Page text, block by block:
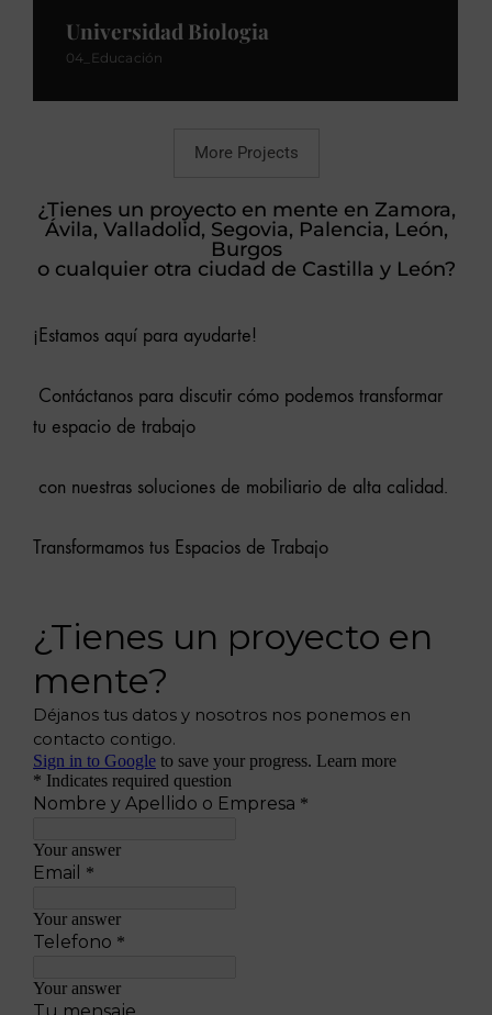
Universidad Biologia
04_Educación
More Projects
¿Tienes un proyecto en mente en Zamora,
Ávila, Valladolid, Segovia, Palencia, León,
Burgos
o cualquier otra ciudad de Castilla y León?
¡Estamos aquí para ayudarte!
Contáctanos para discutir cómo podemos transformar
tu espacio de trabajo
con nuestras soluciones de mobiliario de alta calidad.
Transformamos tus Espacios de Trabajo